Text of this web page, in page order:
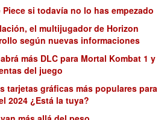
Piece si todavía no lo has empezado
el multijugador de Horizon
según nuevas informaciones
más DLC para Mortal Kombat 1 y
del juego
tarjetas gráficas más populares para
2024 ¿Está la tuya?